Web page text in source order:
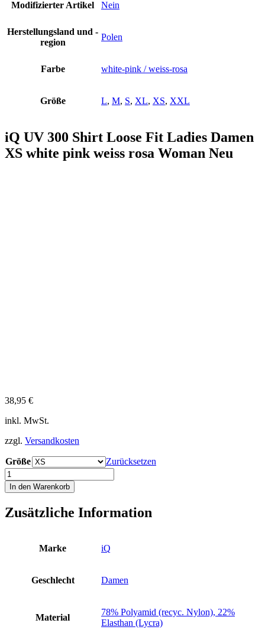
Modifizierter Artikel Nein
Herstellungsland und -
region
Polen
Farbe white-pink / weiss-rosa
Größe L, M, S, XL, XS, XXL
iQ UV 300 Shirt Loose Fit Ladies Damen
XS white pink weiss rosa Woman Neu
38,95 €
inkl. MwSt.
zzgl. Versandkosten
Größe
Zurücksetzen
iQ
UV
300
Loose
In den Warenkorb
Zusätzliche Information
Marke iQ
Geschlecht Damen
Material
78% Polyamid (recyc. Nylon), 22%
Elasthan (Lycra)